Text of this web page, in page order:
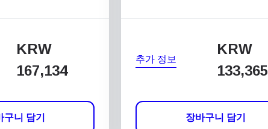
KRW
167,134
구니 담기
추가 정보
KRW
133,365
장바구니 담기